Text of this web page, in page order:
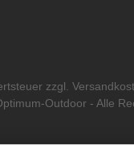
zzgl.
Outdoor - Alle